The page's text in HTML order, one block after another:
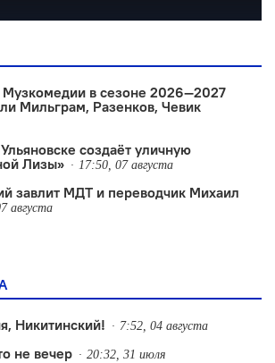
Музкомедии в сезоне 2026—2027
Мильграм, Разенков, Чевик
создаëт уличную
Лизы»
17:50, 07 августа
завлит МДТ и переводчик Михаил
августа
Никитинский! 7:52, 04 августа
не вечер 20:32, 31 июля